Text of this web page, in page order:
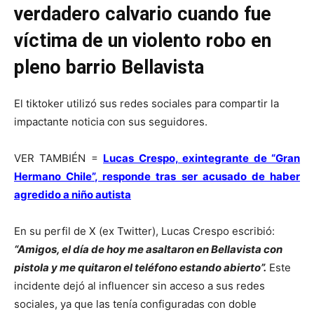
verdadero calvario cuando fue
víctima de un violento robo en
pleno barrio Bellavista
El tiktoker utilizó sus redes sociales para compartir la
impactante noticia con sus seguidores.
VER TAMBIÉN = Lucas Crespo, exintegrante de “Gran
Hermano Chile”, responde tras ser acusado de haber
agredido a niño autista
En su perfil de X (ex Twitter), Lucas Crespo escribió:
“Amigos, el día de hoy me asaltaron en Bellavista con
pistola y me quitaron el teléfono estando abierto”. Este
incidente dejó al influencer sin acceso a sus redes
sociales, ya que las tenía configuradas con doble